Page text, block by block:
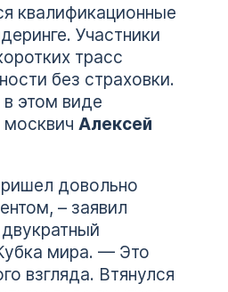
квалификационные
Участники
трасс
без страховки.
этом виде
Алексей
довольно
– заявил
мира. — Это
взгляда. Втянулся